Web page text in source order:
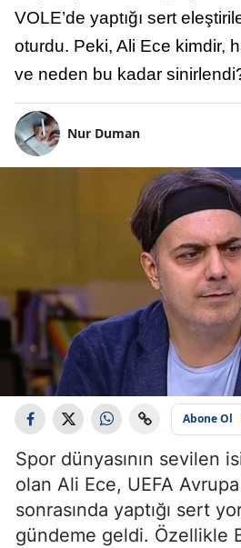
VOLE’de yaptığı sert
oturdu. Peki, Ali Ece kimdir,
ve neden bu kadar
Nur Duman
Abone Ol
Spor dünyasının sevilen
olan Ali Ece, UEFA
sonrasında yaptığı sert
gündeme geldi. Özellikle